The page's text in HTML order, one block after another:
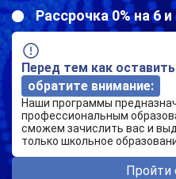
Рассрочка 0% на 6
Перед тем как
обратите внимание:
Наши программы
профессиональным
сможем зачислить вас и
только школьное
Пройти